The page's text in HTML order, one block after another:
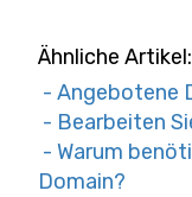
Ähnliche Artikel:
- Angebotene
- Bearbeiten
- Warum
Domain?